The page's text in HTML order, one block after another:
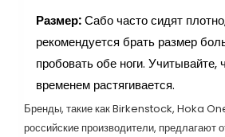
Размер:Сабо часто сидят
рекомендуется брать размер
пробовать обе ноги. Учитывайте,
временем растягивается.
Бренды, такие как Birkenstock, Hoka
российские производители, предлагают